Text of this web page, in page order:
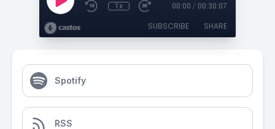
1x 00:00 / 00:30:07
SUBSCRIBE SHARE
Spotify
RSS